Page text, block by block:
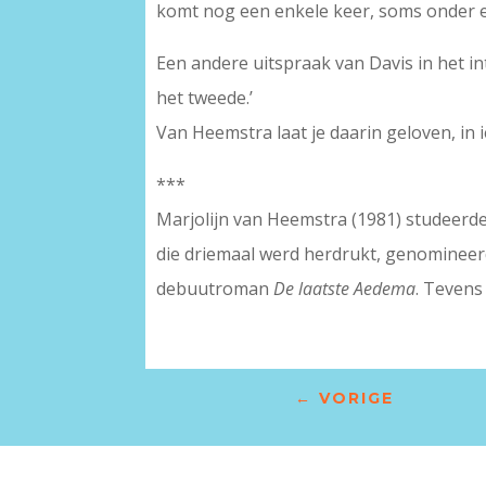
komt nog een enkele keer, soms onder
Een andere uitspraak van Davis in het
het tweede.’
Van Heemstra laat je daarin geloven, in
***
Marjolijn van Heemstra (1981)
die driemaal werd herdrukt,
debuutromanDe laatste Aedema.
← VORIGE